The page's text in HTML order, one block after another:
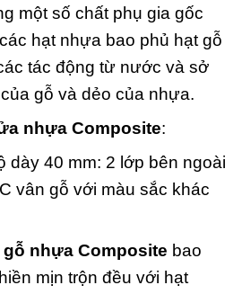
một số chất phụ gia gốc
hạt nhựa bao phủ hạt gỗ
tác động từ nước và sở
gỗ và dẻo của nhựa.
nhựa Composite:
dày 40 mm: 2 lớp bên ngoài
vân gỗ với màu sắc khác
gỗ nhựa Composite bao
mịn trộn đều với hạt